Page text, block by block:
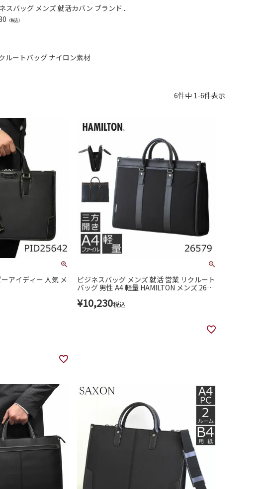
スバッグ メンズ 就活カバン ブランド...
（税込）
ルートバッグ ナイロン素材
6件中 1-6件表示
アイディー 人気 メ
ビジネスバッグ メンズ 就活 営業 リクルート
バッグ 男性 A4 軽量 HAMILTON メンズ 2657
¥10,230税込